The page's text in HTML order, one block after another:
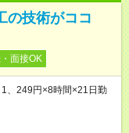
の技術がココ
面接OK
、249円×8時間×21日勤